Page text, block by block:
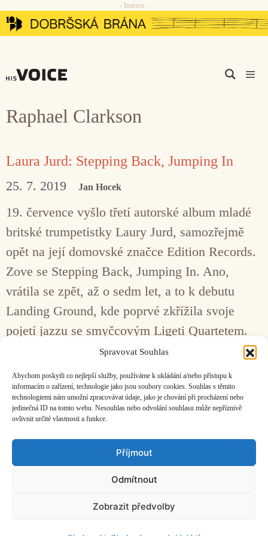
Spravovat Souhlas
Abychom poskytli co nejlepší služby, používáme k ukládání a/nebo přístupu k
informacím o zařízení, technologie jako jsou soubory cookies. Souhlas s těmito
technologiemi nám umožní zpracovávat údaje, jako je chování při procházení nebo
jedinečná ID na tomto webu. Nesouhlas nebo odvolání souhlasu může nepříznivě
ovlivnit určité vlastnosti a funkce.
Příjmout
Odmítnout
Zobrazit předvolby
Přeskočit
na
- Inzerce -
Raphael Clarkson
Laura Jurd: Stepping Back, Jumping In
25. 7. 2019 Jan Hocek
19. července vyšlo třetí autorské album mladé
britské trumpetistky Laury Jurd, samozřejmě
opět na její domovské značce Edition Records.
Zove se Stepping Back, Jumping In. Ano,
vrátila se zpět, až o sedm let, a to k debutu
Landing Ground, kde poprvé zkřížila svoje
pojetí jazzu se smyčcovým Ligeti Quartetem.
Ovšem na novince do onoho „třetího proudu“
přímo skočila… Tentokrát se obklopila čtrnácti
hudebníky. Kromě …Číst více…
ČASOPIS O JINÉ HUDBĚ | vydává Hudební informační středisko